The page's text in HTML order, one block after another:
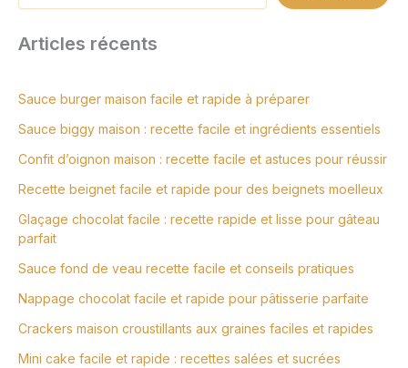
Articles récents
Sauce burger maison facile et rapide à préparer
Sauce biggy maison : recette facile et ingrédients essentiels
Confit d’oignon maison : recette facile et astuces pour réussir
Recette beignet facile et rapide pour des beignets moelleux
Glaçage chocolat facile : recette rapide et lisse pour gâteau
parfait
Sauce fond de veau recette facile et conseils pratiques
Nappage chocolat facile et rapide pour pâtisserie parfaite
Crackers maison croustillants aux graines faciles et rapides
Mini cake facile et rapide : recettes salées et sucrées